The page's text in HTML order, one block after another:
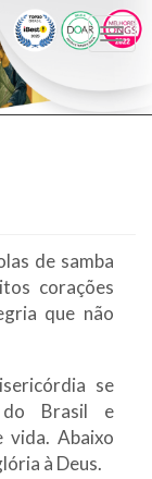
de samba
corações
que não
se
do Brasil e
vida. Abaixo
à Deus.